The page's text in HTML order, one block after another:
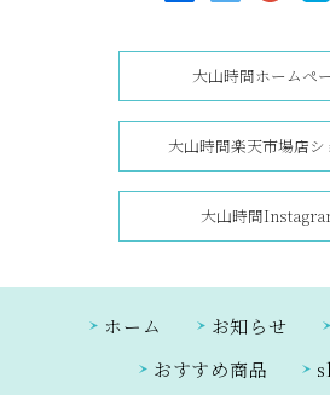
大山時間ホームペ
大山時間楽天市場店シ
大山時間
ホーム お知らせ
おすすめ商品